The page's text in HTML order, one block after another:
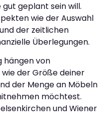
geplant sein will.
wie der Auswahl
und der zeitlichen
Überlegungen.
hängen von
der Größe deiner
der Menge an Möbeln
möchtest.
und Wiener